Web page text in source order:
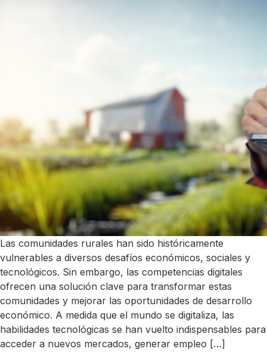
Las comunidades rurales han sido históricamente
vulnerables a diversos desafíos económicos, sociales y
tecnológicos. Sin embargo, las competencias digitales
ofrecen una solución clave para transformar estas
comunidades y mejorar las oportunidades de desarrollo
económico. A medida que el mundo se digitaliza, las
habilidades tecnológicas se han vuelto indispensables para
acceder a nuevos mercados, generar empleo […]